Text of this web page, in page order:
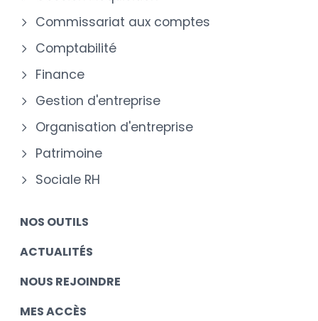
Commissariat aux comptes
Comptabilité
Finance
Gestion d'entreprise
Organisation d'entreprise
Patrimoine
Sociale RH
NOS OUTILS
ACTUALITÉS
NOUS REJOINDRE
MES ACCÈS